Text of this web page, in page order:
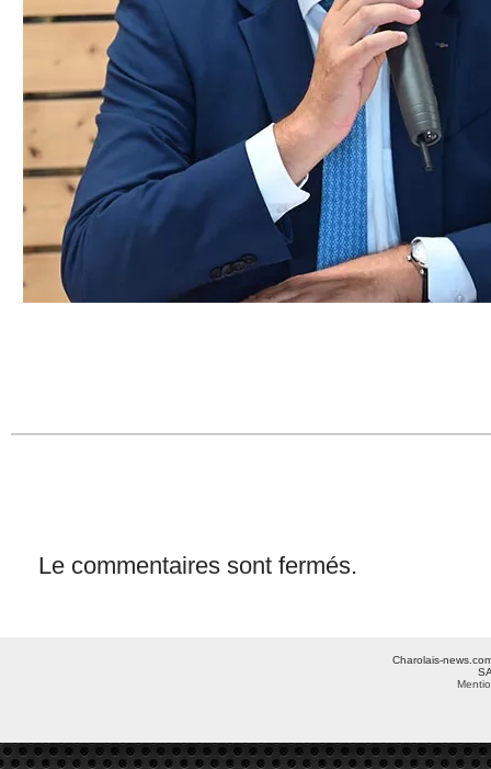
Le commentaires sont fermés.
Charolais-